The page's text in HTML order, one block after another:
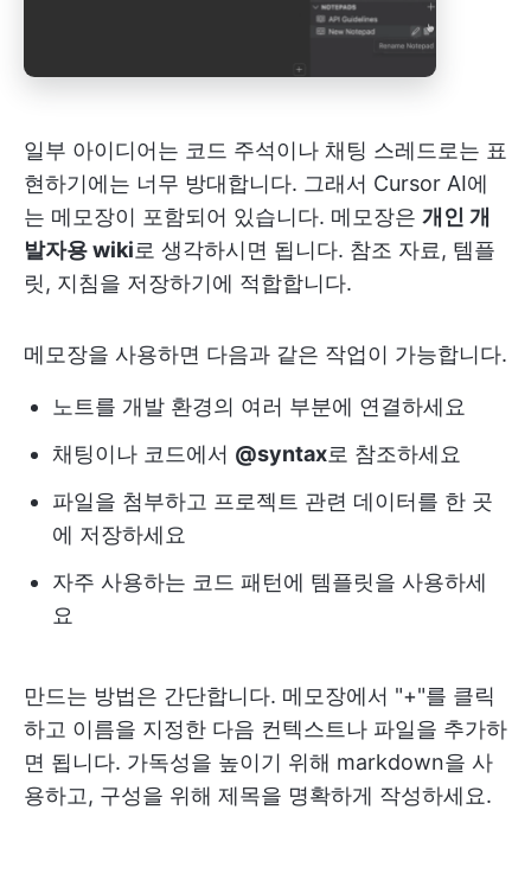
일부 아이디어는 코드 주석이나 채팅 스레드로는 표
현하기에는 너무 방대합니다. 그래서 Cursor AI에
는 메모장이 포함되어 있습니다. 메모장은 개인 개
발자용 wiki로 생각하시면 됩니다. 참조 자료, 템플
릿, 지침을 저장하기에 적합합니다.
메모장을 사용하면 다음과 같은 작업이 가능합니다.
노트를 개발 환경의 여러 부분에 연결하세요
채팅이나 코드에서 @syntax로 참조하세요
파일을 첨부하고 프로젝트 관련 데이터를 한 곳
에 저장하세요
자주 사용하는 코드 패턴에 템플릿을 사용하세
요
만드는 방법은 간단합니다. 메모장에서 "+"를 클릭
하고 이름을 지정한 다음 컨텍스트나 파일을 추가하
면 됩니다. 가독성을 높이기 위해 markdown을 사
용하고, 구성을 위해 제목을 명확하게 작성하세요.